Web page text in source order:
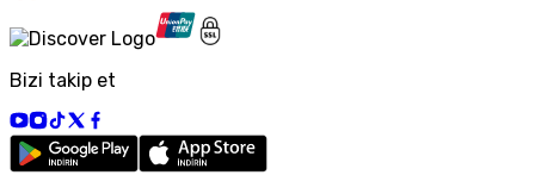
Bizi takip et